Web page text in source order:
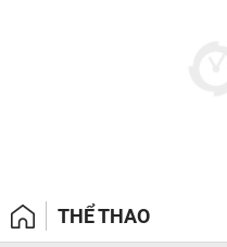
THỂ THAO